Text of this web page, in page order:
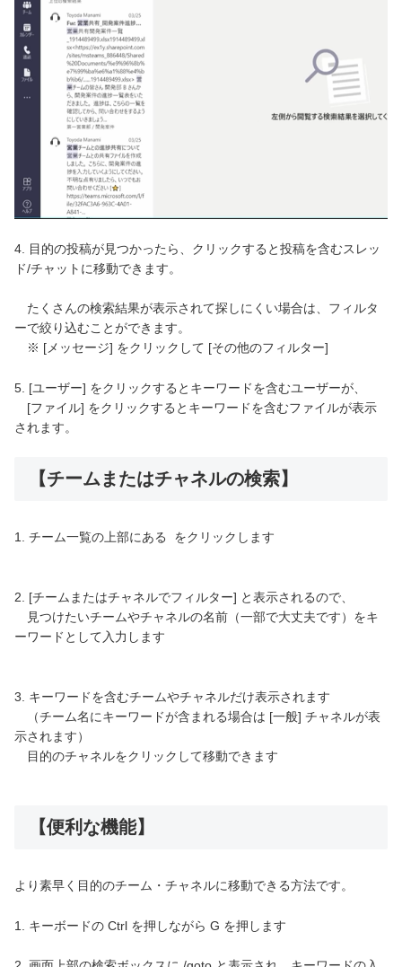
4. 目的の投稿が見つかったら、クリックすると投稿を含むスレッ
ド/チャットに移動できます。
たくさんの検索結果が表示されて探しにくい場合は、フィルタ
ーで絞り込むことができます。
※ [メッセージ] をクリックして [その他のフィルター]
5. [ユーザー] をクリックするとキーワードを含むユーザーが、
[ファイル] をクリックするとキーワードを含むファイルが表示
されます。
【チームまたはチャネルの検索】
1. チーム一覧の上部にある をクリックします
2. [チームまたはチャネルでフィルター] と表示されるので、
見つけたいチームやチャネルの名前（一部で大丈夫です）をキ
ーワードとして入力します
3. キーワードを含むチームやチャネルだけ表示されます
（チーム名にキーワードが含まれる場合は [一般] チャネルが表
示されます）
目的のチャネルをクリックして移動できます
【便利な機能】
より素早く目的のチーム・チャネルに移動できる方法です。
1. キーボードの Ctrl を押しながら G を押します